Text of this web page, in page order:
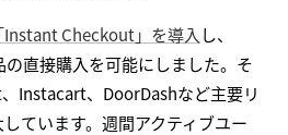
Instant Checkout」を導入 し、
直接購入を可能にしました。そ
Instacart、DoorDashなど主要リ
ています。週間アクティブユー